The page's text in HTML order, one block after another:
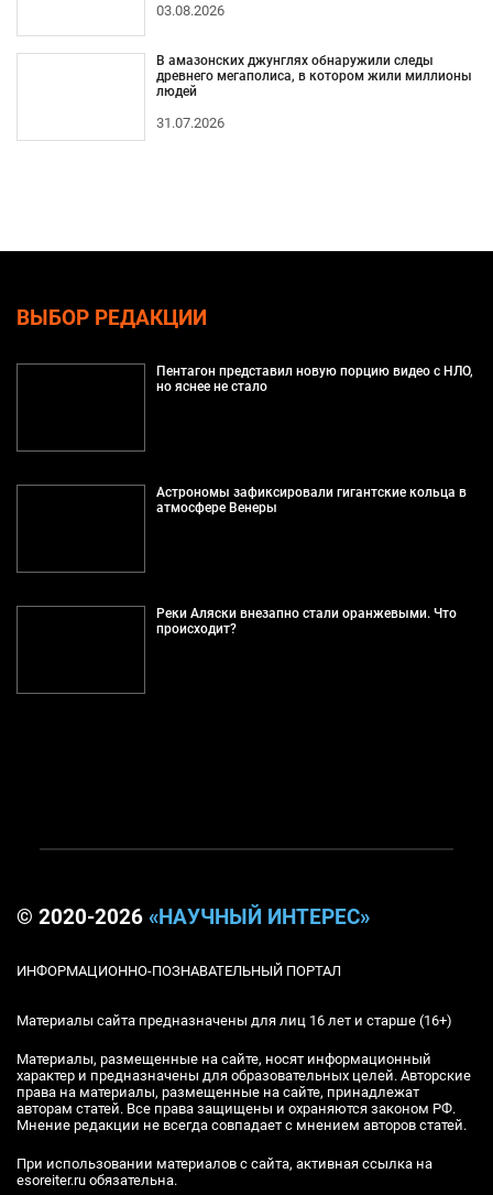
03.08.2026
В амазонских джунглях обнаружили следы
древнего мегаполиса, в котором жили миллионы
людей
31.07.2026
ВЫБОР РЕДАКЦИИ
Пентагон представил новую порцию видео с НЛО,
но яснее не стало
Астрономы зафиксировали гигантские кольца в
атмосфере Венеры
Реки Аляски внезапно стали оранжевыми. Что
происходит?
© 2020-2026 «НАУЧНЫЙ ИНТЕРЕС»
ИНФОРМАЦИОННО-ПОЗНАВАТЕЛЬНЫЙ ПОРТАЛ
Материалы сайта предназначены для лиц 16 лет и старше (16+)
Материалы, размещенные на сайте, носят информационный
характер и предназначены для образовательных целей. Авторские
права на материалы, размещенные на сайте, принадлежат
авторам статей. Все права защищены и охраняются законом РФ.
Мнение редакции не всегда совпадает с мнением авторов статей.
При использовании материалов с сайта, активная ссылка на
esoreiter.ru обязательна.